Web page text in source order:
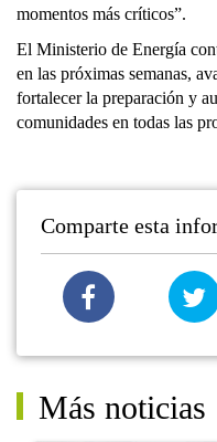
momentos más críticos”.
El Ministerio de Energía
en las próximas semanas,
fortalecer la preparación y
comunidades en todas las
Comparte esta
Más noticias